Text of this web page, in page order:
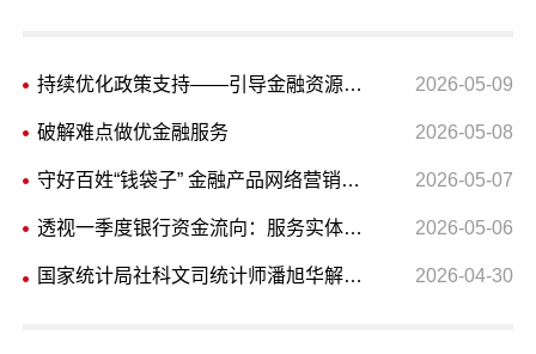
持续优化政策支持——引导金融资源精准投向科创领域 2026-05-09
破解难点做优金融服务 2026-05-08
守好百姓“钱袋子” 金融产品网络营销迎全面监管 2026-05-07
透视一季度银行资金流向：服务实体经济 加码科创领域 2026-05-06
国家统计局社科文司统计师潘旭华解读2026年一季度全国规模以上文化及相关产业企业数据 2026-04-30